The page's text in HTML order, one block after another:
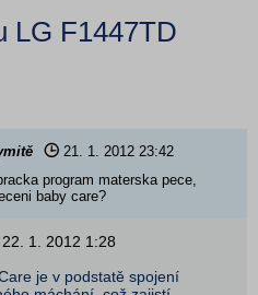
LG F1447TD
21. 1. 2012 23:42
program materska pece,
baby care?
22. 1. 2012 1:28
je v podstatě spojení